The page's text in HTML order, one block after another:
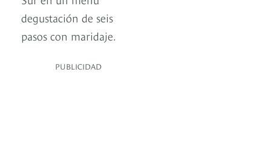
degustación de seis
pasos con maridaje.
PUBLICIDAD